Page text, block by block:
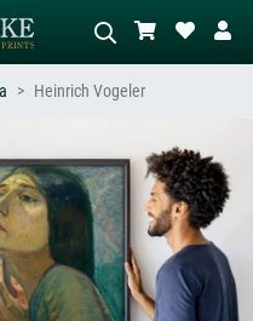
Opisz scenę – np. zielona łąka,
abstrakcja z czerwienią, ciemny olej,
stojący akt obok drzewa.
Heinrich Vogeler